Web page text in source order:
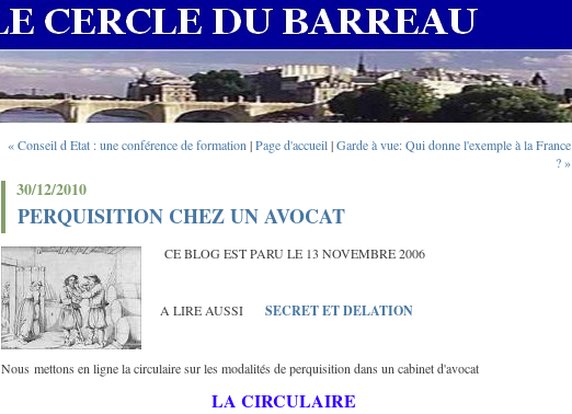
« Conseil d Etat : une conférence de formation |Page d'accueil|Garde à vue: Qui donne l'exemple à la France
? »
30/12/2010
PERQUISITION CHEZ UN AVOCAT
CE BLOG EST PARU LE 13 NOVEMBRE 2006
A LIRE AUSSI SECRET ET DELATION
Nous mettons en ligne la circulaire sur les modalités de perquisition dans un cabinet d'avocat
LA CIRCULAIRE